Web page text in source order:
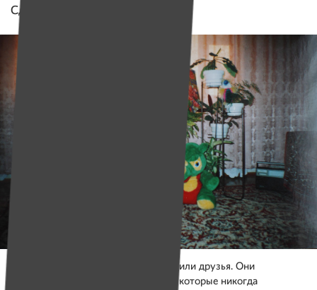
Сделали вид, что ничего не было.
Каждый день домой к Насте приходили друзья. Они
придумывали разнообразные игры, которые никогда